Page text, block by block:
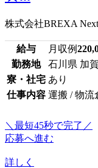
株式会社BREXA Next
給与 月収例
勤務地
石川県 加
寮・社宅 あり
仕事内容 運搬 / 物流
＼最短45秒で完了／
応募へ進む
詳しく